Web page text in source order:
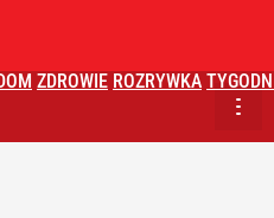
ZDROWIE ROZRYWKA